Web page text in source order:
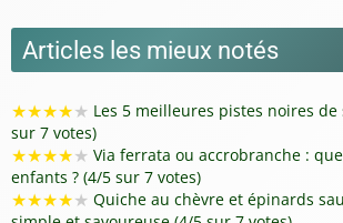
Articles les mieux notés
★★★★★ Les 5 meilleures pistes noires
sur 7 votes)
★★★★★ Via ferrata ou accrobranche :
enfants ? (4/5 sur 7 votes)
★★★★★ Quiche au chèvre et épinards